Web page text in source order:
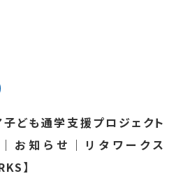
ども通学支援プロジェクト
お知らせ｜リタワークス
】